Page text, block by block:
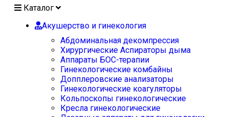
Каталог
Акушерство и гинекология
Абдоминальная декомпрессия
Хирургические Аспираторы дыма
Аппараты БОС-терапии
Гинекологические комбайны
Допплеровские анализаторы
Гинекологические коагуляторы
Кольпоскопы гинекологические
Кресла гинекологические